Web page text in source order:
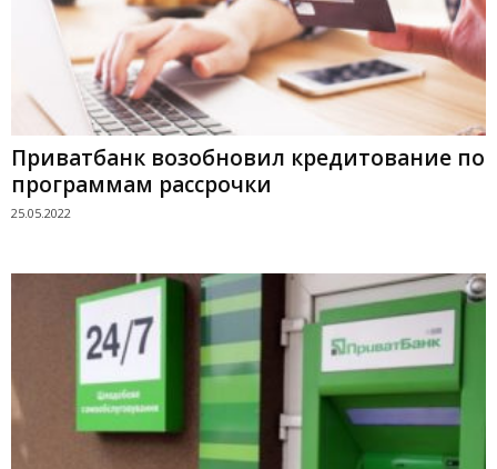
Приватбанк возобновил кредитование по
программам рассрочки
25.05.2022